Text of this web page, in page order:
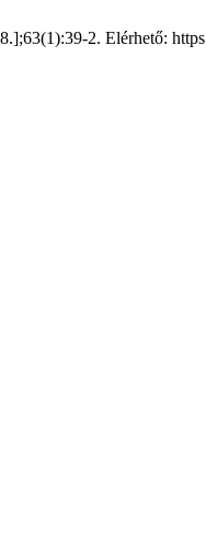
2. Elérhető: